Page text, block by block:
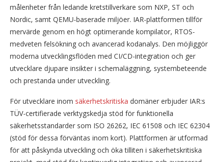
målenheter från ledande kretstillverkare som NXP, ST och
Nordic, samt QEMU-baserade miljöer. IAR-plattformen tillför
mervärde genom en högt optimerande kompilator, RTOS-
medveten felsökning och avancerad kodanalys. Den möjliggör
moderna utvecklingsflöden med CI/CD-integration och ger
utvecklare djupare insikter i schemaläggning, systembeteende
och prestanda under utveckling.
För utvecklare inom säkerhetskritiska domäner erbjuder IAR:s
TÜV-certifierade verktygskedja stöd för funktionella
säkerhetsstandarder som ISO 26262, IEC 61508 och IEC 62304
(stöd för dessa förväntas inom kort). Plattformen är utformad
för att påskynda utveckling och öka tilliten i säkerhetskritiska